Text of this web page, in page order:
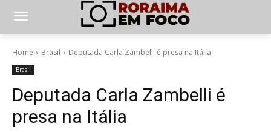
Home Brasil Deputada Carla Zambelli é presa na Itália
Brasil
Deputada Carla Zambelli é
presa na Itália